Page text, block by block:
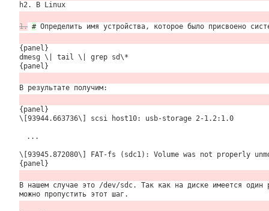
h2. В Linux
1. #Определить имя устройства, которое было присвоено
{panel}
dmesg \| tail \| grep sd\*
{panel}
В результате получим:
{panel}
\[93944.663736\] scsi host10: usb-storage 2-1.2:1.0
...
\[93945.872080\] FAT-fs (sdc1): Volume was not properly
{panel}
В нашем случае это /dev/sdc. Так как на диске имеется
можно пропустить этот шаг.